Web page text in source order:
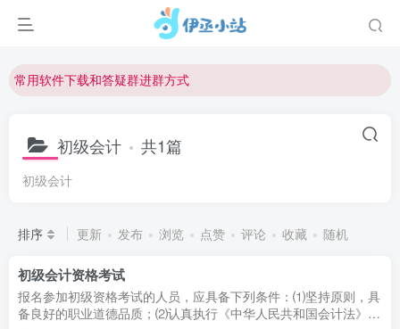
欢迎反馈网站中存在的问题和建议！
常用软件下载和答疑群进群方式
欢迎反馈网站中存在的问题和建议！
欢迎访问伊丞小站！
初级会计 共1篇
初级会计
排序 更新 发布 浏览 点赞 评论 收藏 随机
初级会计资格考试
报名参加初级资格考试的人员，应具备下列条件：⑴坚持原则，具
备良好的职业道德品质；⑵认真执行《中华人民共和国会计法》和